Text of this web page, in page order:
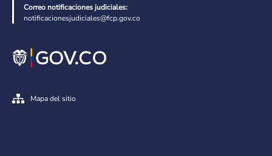
Correo notificaciones judiciales:
notificacionesjudiciales@fcp.gov.co
Mapa del sitio